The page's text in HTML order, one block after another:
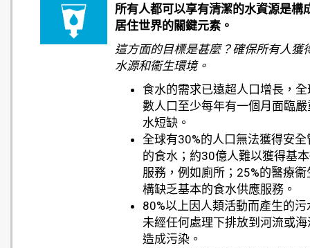
所有人都可以享有清潔的水資源是構
居住世界的關鍵元素。
這方面的目標是甚麼？確保所有人獲
水源和衞生環境。
食水的需求已遠超人口增長，全
數人口至少每年有一個月面臨嚴
水短缺。
全球有30%的人口無法獲得安全
的食水；約30億人難以獲得基
服務，例如廁所；25%的醫療衞
構缺乏基本的食水供應服務。
80%以上因人類活動而產生的污
未經任何處理下排放到河流或海
造成污染。